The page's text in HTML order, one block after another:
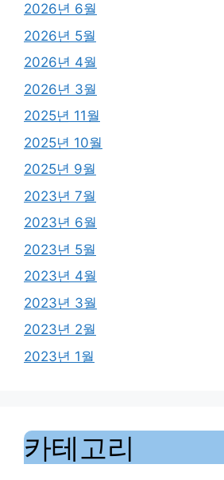
2026년 6월
2026년 5월
2026년 4월
2026년 3월
2025년 11월
2025년 10월
2025년 9월
2023년 7월
2023년 6월
2023년 5월
2023년 4월
2023년 3월
2023년 2월
2023년 1월
카테고리